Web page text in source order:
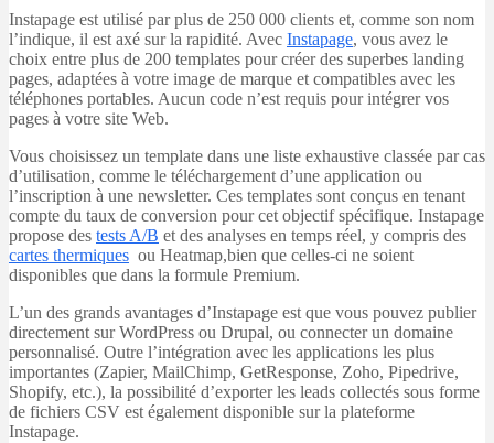
Instapage est utilisé par plus de 250 000 clients et, comme son nom
l’indique, il est axé sur la rapidité. Avec Instapage, vous avez le
choix entre plus de 200 templates pour créer des superbes landing
pages, adaptées à votre image de marque et compatibles avec les
téléphones portables. Aucun code n’est requis pour intégrer vos
pages à votre site Web.
Vous choisissez un template dans une liste exhaustive classée par cas
d’utilisation, comme le téléchargement d’une application ou
l’inscription à une newsletter. Ces templates sont conçus en tenant
compte du taux de conversion pour cet objectif spécifique. Instapage
propose des tests A/B et des analyses en temps réel, y compris des
cartes thermiques ou Heatmap,bien que celles-ci ne soient
disponibles que dans la formule Premium.
L’un des grands avantages d’Instapage est que vous pouvez publier
directement sur WordPress ou Drupal, ou connecter un domaine
personnalisé. Outre l’intégration avec les applications les plus
importantes (Zapier, MailChimp, GetResponse, Zoho, Pipedrive,
Shopify, etc.), la possibilité d’exporter les leads collectés sous forme
de fichiers CSV est également disponible sur la plateforme
Instapage.